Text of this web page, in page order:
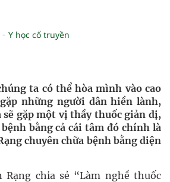
Y học cổ truyền
ta có thể hòa mình vào cao
những người dân hiền lành,
sẽ gặp một vị thầy thuốc giản dị,
bằng cả cái tâm đó chính là
chuyên chữa bệnh bằng diện
Rạng chia sẻ “Làm nghề thuốc